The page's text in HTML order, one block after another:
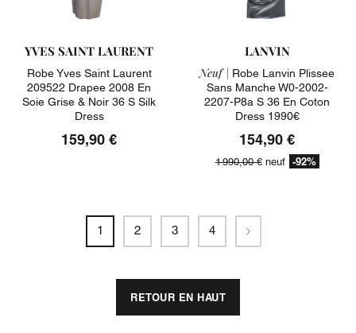
YVES SAINT LAURENT
Robe Yves Saint Laurent
209522 Drapee 2008 En
Soie Grise & Noir 36 S Silk
Dress
159,90 €
LANVIN
Neuf | Robe Lanvin Plissee
Sans Manche W0-2002-
2207-P8a S 36 En Coton
Dress 1990€
154,90 €
1 990,00 €neuf -92%
1 2 3 4 Suivant
RETOUR EN HAUT